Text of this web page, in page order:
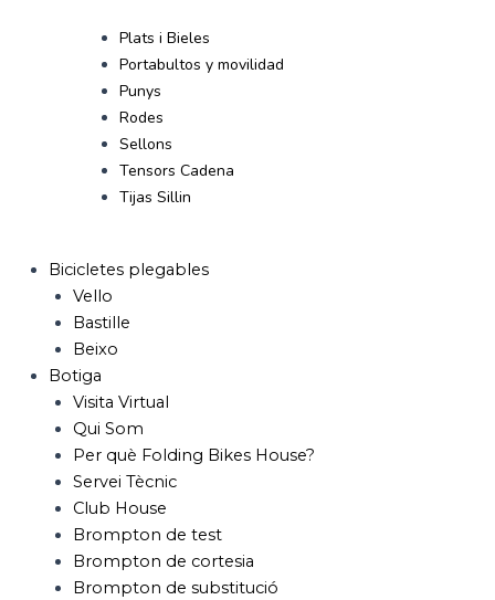
Plats i Bieles
Portabultos y movilidad
Punys
Rodes
Sellons
Tensors Cadena
Tijas Sillin
Bicicletes plegables
Vello
Bastille
Beixo
Botiga
Visita Virtual
Qui Som
Per què Folding Bikes House?
Servei Tècnic
Club House
Brompton de test
Brompton de cortesia
Brompton de substitució